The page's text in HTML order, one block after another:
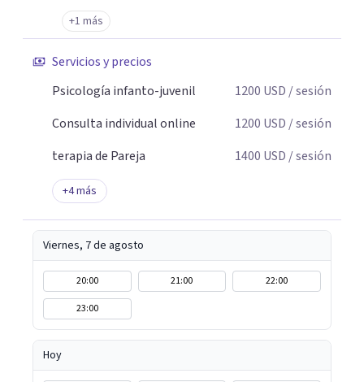
+1 más
Servicios y precios
Psicología infanto-juvenil
1200 USD / sesión
Consulta individual online
1200 USD / sesión
terapia de Pareja
1400 USD / sesión
+4más
Viernes, 7 de agosto
20:00 21:00
22:00
23:00
Hoy